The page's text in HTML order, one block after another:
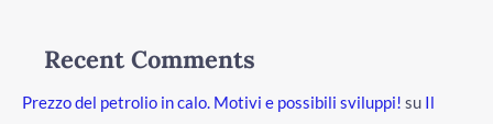
Recent Comments
Prezzo del petrolio in calo. Motivi e possibili sviluppi! su Il